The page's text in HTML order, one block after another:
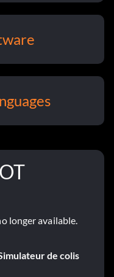
longer available.
de colis